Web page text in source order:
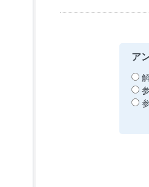
ア